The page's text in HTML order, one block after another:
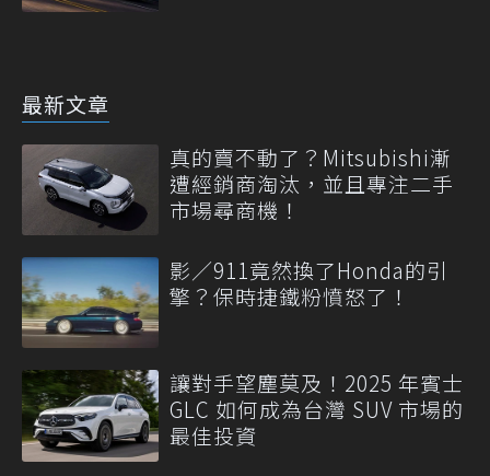
最新文章
真的賣不動了？Mitsubishi漸
遭經銷商淘汰，並且專注二手
市場尋商機！
影／911竟然換了Honda的引
擎？保時捷鐵粉憤怒了！
讓對手望塵莫及！2025 年賓士
GLC 如何成為台灣 SUV 市場的
最佳投資